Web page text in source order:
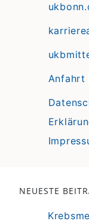
Anfahrt
NEUESTE